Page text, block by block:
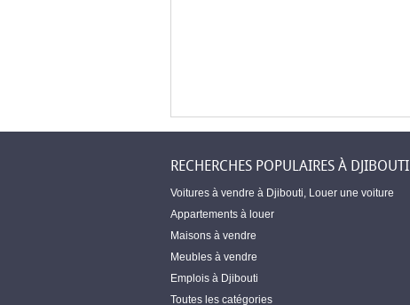
RECHERCHES POPULAIRES À DJIBOUTI
Voitures à vendre à Djibouti Louer une voiture
Appartements à louer
Maisons à vendre
Meubles à vendre
Emplois à Djibouti
Toutes les catégories